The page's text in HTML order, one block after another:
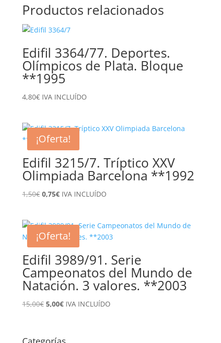
Productos relacionados
Edifil 3364/77. Deportes.
Olímpicos de Plata. Bloque
**1995
4,80€ IVA INCLUÍDO
¡Oferta!
Edifil 3215/7. Tríptico XXV
Olimpiada Barcelona **1992
1,50€ El
era:
1,50€.
0,75€El
es:
0,75€.
IVA INCLUÍDO
¡Oferta!
Edifil 3989/91. Serie
Campeonatos del Mundo de
Natación. 3 valores. **2003
15,00€ El
era:
5,00€El
es:
IVA INCLUÍDO